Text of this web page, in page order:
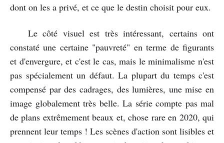
dont on les a privé, et ce que le destin choisit pour eux.
Le côté visuel est très intéressant, certains ont
constaté une certaine "pauvreté" en terme de figurants
et d'envergure, et c'est le cas, mais le minimalisme n'est
pas spécialement un défaut. La plupart du temps c'est
compensé par des cadrages, des lumières, une mise en
image globalement très belle. La série compte pas mal
de plans extrêmement beaux et, chose rare en 2020, qui
prennent leur temps ! Les scènes d'action sont lisibles et